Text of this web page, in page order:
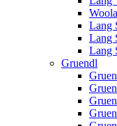
Lang
Lang
Lang
Gruendl